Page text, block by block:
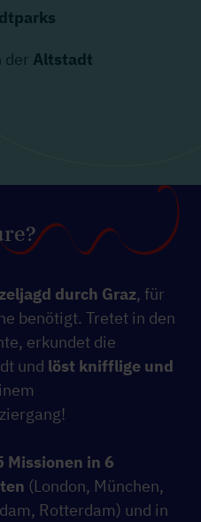
der Altstadt
durch Graz, für
benötigt. Tretet in den
erkundet die
und löst knifflige und
Missionen in 6
(London, München,
Rotterdam) und in